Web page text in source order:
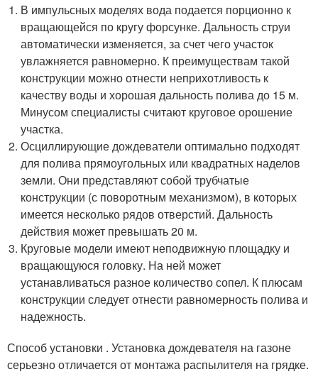
В импульсных моделях вода подается порционно к
вращающейся по кругу форсунке. Дальность струи
автоматически изменяется, за счет чего участок
увлажняется равномерно. К преимуществам такой
конструкции можно отнести неприхотливость к
качеству воды и хорошая дальность полива до 15 м.
Минусом специалисты считают круговое орошение
участка.
Осциллирующие дождеватели оптимально подходят
для полива прямоугольных или квадратных наделов
земли. Они представляют собой трубчатые
конструкции (с поворотным механизмом), в которых
имеется несколько рядов отверстий. Дальность
действия может превышать 20 м.
Круговые модели имеют неподвижную площадку и
вращающуюся головку. На ней может
устанавливаться разное количество сопел. К плюсам
конструкции следует отнести равномерность полива и
надежность.
Способ установки . Установка дождевателя на газоне
серьезно отличается от монтажа распылителя на грядке.